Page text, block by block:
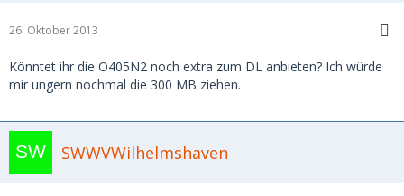
26. Oktober 2013
Könntet ihr die O405N2 noch extra zum DL anbieten? Ich würde
mir ungern nochmal die 300 MB ziehen.
SWWVWilhelmshaven